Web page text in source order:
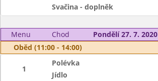
Svačina - doplněk
Menu Chod
Pondělí 27. 7. 2020
Oběd (11:00 - 14:00)
1
Polévka
Jídlo